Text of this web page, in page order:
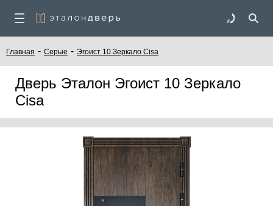
Главная - Серые - Эгоист 10 Зеркало Cisa
Дверь Эталон Эгоист 10 Зеркало
Cisa